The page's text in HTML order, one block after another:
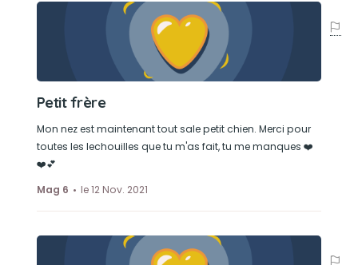
Petit frère
Mon nez est maintenant tout sale petit chien. Merci pour
toutes les lechouilles que tu m'as fait, tu me manques ❤️
❤️💕
Mag 6
le 12 Nov. 2021